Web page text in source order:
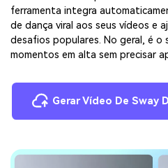
ferramenta integra
de dança viral aos seus vídeos e
desafios populares. No geral, é
momentos em alta sem precisar
Gerar Vídeo De Sway